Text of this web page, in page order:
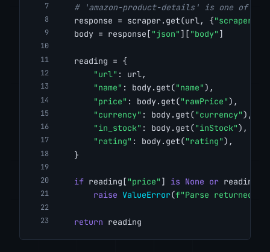
# 'amazon-product-details' is one of the
    response = scraper.get(url, {
"scraper"
    body = response[
"json" ][ "body" ]
    reading = {
"url" : url,
"name" : body.get("name"),
"price" : body.get("rawPrice"),
"currency" : body.get("currency"),
"in_stock" : body.get("inStock"),
"rating" : body.get("rating"),
    }
if reading[ "price" ] is None or reading[
raise ValueError(f"Parse returned
return reading